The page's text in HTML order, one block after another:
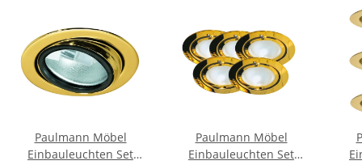
Paulmann Möbel
Einbauleuchten Set
Paulmann Möbel
Einbauleuchten Set